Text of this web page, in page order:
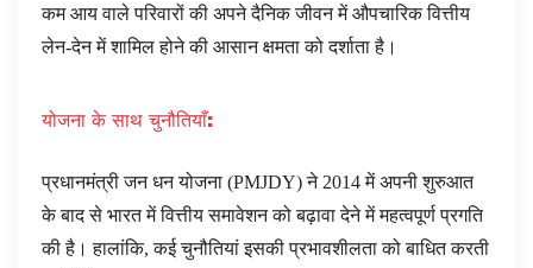
कम आय वाले परिवारों की अपने दैनिक जीवन में औपचारिक वित्तीय
लेन-देन में शामिल होने की आसान क्षमता को दर्शाता है।
योजना के साथ चुनौतियाँ:
प्रधानमंत्री जन धन योजना (PMJDY) ने 2014 में अपनी शुरुआत
के बाद से भारत में वित्तीय समावेशन को बढ़ावा देने में महत्वपूर्ण प्रगति
की है। हालांकि, कई चुनौतियां इसकी प्रभावशीलता को बाधित करती